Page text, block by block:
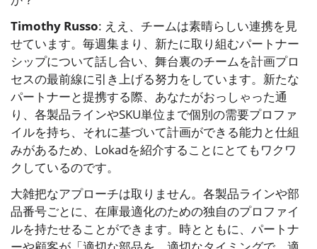
Timothy Russo: ええ、チームは素晴らしい連携を見
せています。毎週集まり、新たに取り組むパートナー
シップについて話し合い、舞台裏のチームを計画プロ
セスの最前線に引き上げる努力をしています。新たな
パートナーと提携する際、あなたがおっしゃった通
り、各製品ラインやSKU単位まで個別の需要プロファ
イルを持ち、それに基づいて計画ができる能力と仕組
みがあるため、Lokadを紹介することにとてもワクワ
クしているのです。
大雑把なアプローチは取りません。各製品ラインや部
品番号ごとに、在庫最適化のための独自のプロファイ
ルを持たせることができます。時とともに、パートナ